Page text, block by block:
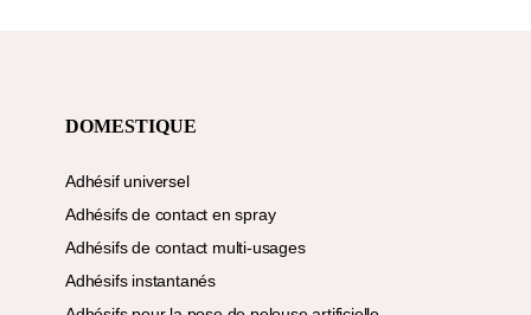
DOMESTIQUE
Adhésif universel
Adhésifs de contact en spray
Adhésifs de contact multi-usages
Adhésifs instantanés